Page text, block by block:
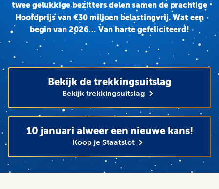
twee gelukkige bezitters delen samen de prachtige
Hoofdprijs van €30 miljoen belastingvrij. Wat een
begin van 2026… Van harte gefeliciteerd!
Bekijk de trekkingsuitslag
Bekijk trekkingsuitslag
10 januari alweer een nieuwe kans!
Koop je Staatslot